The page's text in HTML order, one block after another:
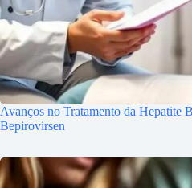
Avanços no Tratamento da Hepatite
Bepirovirsen